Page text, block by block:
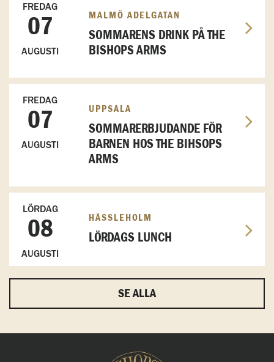
FREDAG
07
AUGUSTI
MALMÖ ADELGATAN
SOMMARENS DRINK PÅ THE
BISHOPS ARMS
FREDAG
07
AUGUSTI
UPPSALA
SOMMARERBJUDANDE FÖR
BARNEN HOS THE BIHSOPS
ARMS
LÖRDAG
08
AUGUSTI
HÄSSLEHOLM
LÖRDAGS LUNCH
SE ALLA